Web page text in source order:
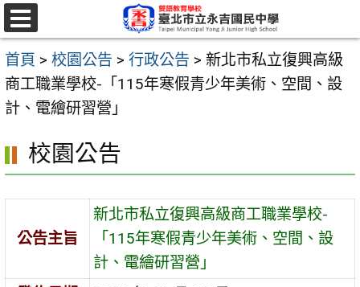
跳
至
主
要
內
選
單
首頁 > 校園公告 > 行政公告 > 新北市私立復興高級
商工職業學校-「115年寒假青少年美術、空間、設
計、電繪研習營」
校園公告
公告主旨
新北市私立復興高級商工職業學校-
「115年寒假青少年美術、空間、設
計、電繪研習營」